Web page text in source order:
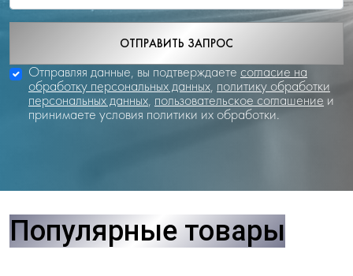
ОТПРАВИТЬ ЗАПРОС
Отправляя данные, вы подтверждаете согласие на
обработку персональных данных, политику обработки
персональных данных, пользовательское соглашение и
принимаете условия политики их обработки.
Популярные товары